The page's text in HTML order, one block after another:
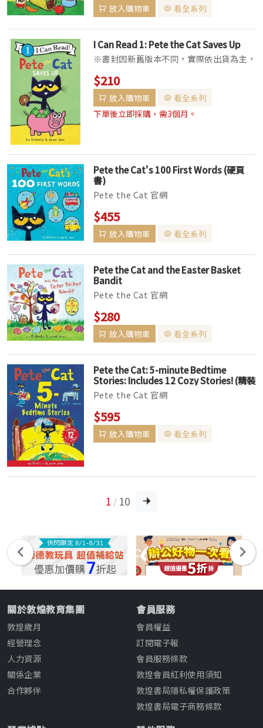
放入購物車 看全系列
I Can Read 1: Pete the Cat Saves Up
※書封因新舊版本不同，實際依出貨為主，
請確認能接受此類可能書況再做選購，謝
謝。 ▌全系列共五級，主題涵蓋冒險、歷
史、動物等多種題材，讓閱讀充滿樂趣。
▌依學習者程度編寫，從簡短的單字短句進
$210
放入購物車
看全系列
下單後立即採購，需3個月。
Pete the Cat's 100 First Words (硬頁
書)
Pete the Cat 官網
$455
放入購物車 看全系列
Pete the Cat and the Easter Basket
Bandit
Pete the Cat 官網
$280
放入購物車 看全系列
Pete the Cat: 5-minute Bedtime
Stories: Includes 12 Cozy Stories! (精裝
版)
Pete the Cat 官網
$595
放入購物車 看全系列
1 / 10
關於敦煌教育集團
敦煌歲月
經營理念
人力資源
關係企業
合作夥伴
會員服務
會員權益
訂閱電子報
會員服務條款
敦煌會員紅利使用須知
敦煌書局隱私權保護政策
敦煌書局電子商務條款